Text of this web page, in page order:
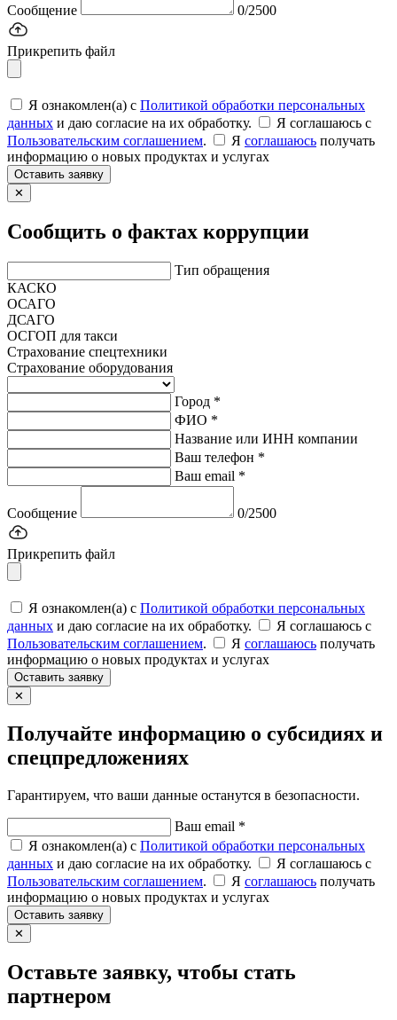
Сообщение 0/2500
Прикрепить файл
Я ознакомлен(а) с Политикой обработки персональных
данных и даю согласие на их обработку.
Я соглашаюсь c
Пользовательским соглашением. Я соглашаюсь получать
информацию о новых продуктах и услугах
Оставить заявку
✕
Сообщить о фактах коррупции
Тип обращения
КАСКО
ОСАГО
ДСАГО
ОСГОП для такси
Страхование спецтехники
Страхование оборудования
Город *
ФИО *
Название или ИНН компании
Ваш телефон *
Ваш email *
Сообщение 0/2500
Прикрепить файл
Я ознакомлен(а) с Политикой обработки персональных
данных и даю согласие на их обработку.
Я соглашаюсь c
Пользовательским соглашением. Я соглашаюсь получать
информацию о новых продуктах и услугах
Оставить заявку
✕
Получайте информацию о субсидиях и
спецпредложениях
Гарантируем, что ваши данные останутся в безопасности.
Ваш email *
Я ознакомлен(а) с Политикой обработки персональных
данных и даю согласие на их обработку.
Я соглашаюсь c
Пользовательским соглашением. Я соглашаюсь получать
информацию о новых продуктах и услугах
Оставить заявку
✕
Оставьте заявку, чтобы стать
партнером